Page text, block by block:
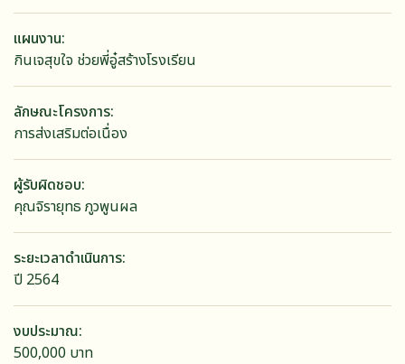
แผนงาน
กินเจสุขใจ ช่วยพี่อู๋สร้างโรงเรียน
ลักษณะโครงการ
การส่งเสริมต่อเนื่อง
ผู้รับผิดชอบ
คุณจิรายุทธ ภูวพูนผล
ระยะเวลาดำเนินการ
ปี 2564
งบประมาณ
500,000 บาท